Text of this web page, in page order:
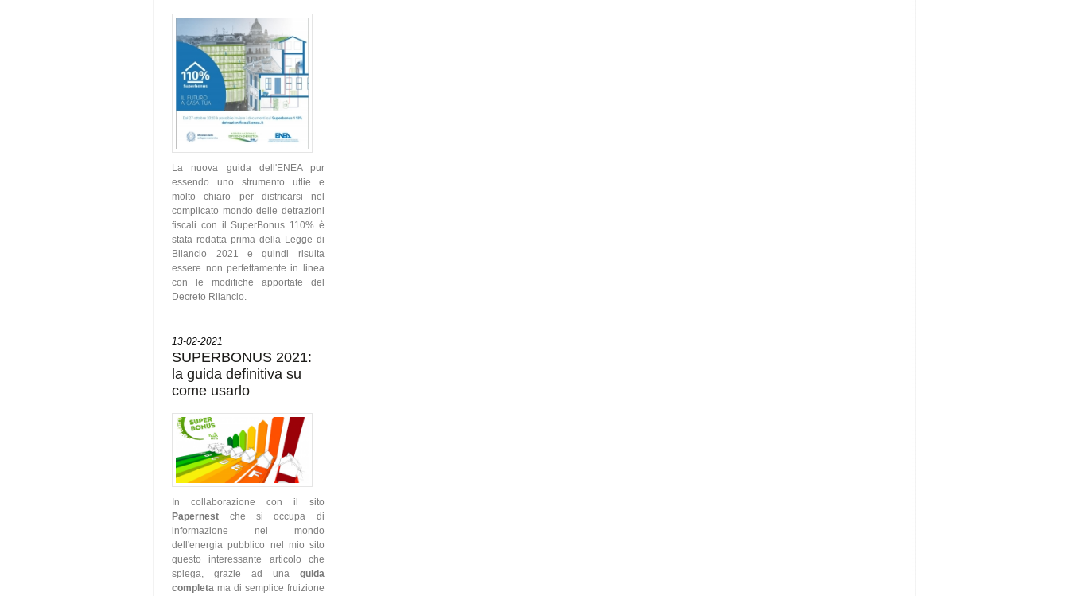
La nuova guida dell'ENEA pur
essendo uno strumento utlie e
molto chiaro per districarsi nel
complicato mondo delle detrazioni
fiscali con il SuperBonus 110% è
stata redatta prima della Legge di
Bilancio 2021 e quindi risulta
essere non perfettamente in linea
con le modifiche apportate del
Decreto Rilancio.
13-02-2021
SUPERBONUS 2021:
la guida definitiva su
come usarlo
In collaborazione con il sito
Papernest che si occupa di
informazione nel mondo
dell'energia pubblico nel mio sito
questo interessante articolo che
spiega, grazie ad una guida
completa ma di semplice fruizione